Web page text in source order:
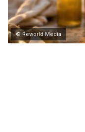
© Reworld Media